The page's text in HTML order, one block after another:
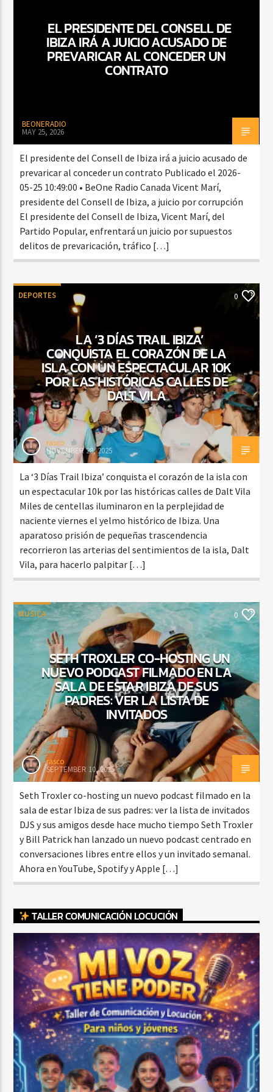
CURRENT SHOW
BALADAS Y VALLENATO
EL PRESIDENTE DEL CONSELL DE
IBIZA IRÁ A JUICIO ACUSADO DE
PREVARICAR AL CONCEDER UN
CONTRATO
BEONERADIO
MAY 25, 2026
El presidente del Consell de Ibiza irá a juicio acusado de
prevaricar al conceder un contrato Publicado el 2026-
05-25 10:49:00 • BeOne Radio Canada Vicent Marí,
presidente del Consell de Ibiza, a juicio por corrupción
El presidente del Consell de Ibiza, Vicent Marí, del
Partido Popular, enfrentará un juicio por supuestos
delitos de prevaricación, tráfico […]
DEPORTES 0
LA ‘3 DÍAS TRAIL IBIZA’
CONQUISTA EL CORAZÓN DE LA
ISLA CON UN ESPECTACULAR 10K
POR LAS HISTÓRICAS CALLES DE
DALT VILA
rasco
NOVEMBER 28, 2025
La ‘3 Días Trail Ibiza’ conquista el corazón de la isla con
un espectacular 10k por las históricas calles de Dalt Vila
Miles de centellas iluminaron en la perplejidad de
naciente viernes el yelmo histórico de Ibiza. Una
aparatoso prisión de pequeñas trascendencia
recorrieron las arterias del sentimientos de la isla, Dalt
Vila, para hacerlo palpitar […]
MUSICA 0
SETH TROXLER CO-HOSTING UN
NUEVO PODCAST FILMADO EN LA
SALA DE ESTAR IBIZA DE SUS
PADRES: VER LA LISTA DE
INVITADOS
rasco
SEPTEMBER 10, 2025
Seth Troxler co-hosting un nuevo podcast filmado en la
sala de estar Ibiza de sus padres: ver la lista de invitados
DJS y sus amigos desde hace mucho tiempo Seth Troxler
y Bill Patrick han lanzado un nuevo podcast centrado en
conversaciones libres entre ellos y un invitado semanal.
Ahora en YouTube, Spotify y Apple […]
TALLER COMUNICACIÓN LOCUCIÓN